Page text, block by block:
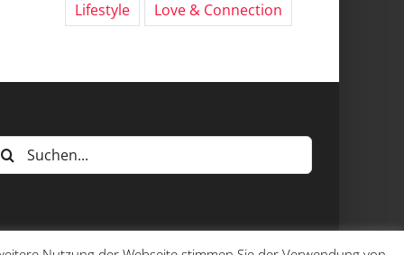
Lifestyle
Love & Connection